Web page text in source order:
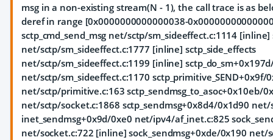
msg in a non-existing stream(N - 1), the call trace is as
deref in range [0x0000000000000038-
sctp_cmd_send_msg net/sctp/sm_sideeffect.c:1114
net/sctp/sm_sideeffect.c:1777 [inline] sctp_side_effects
net/sctp/sm_sideeffect.c:1199 [inline]
net/sctp/sm_sideeffect.c:1170 sctp_primitive_SEND+0x9f/
net/sctp/primitive.c:163 sctp_sendmsg_to_asoc+0x10eb/
net/sctp/socket.c:1868 sctp_sendmsg+0x8d4/0x1d90
inet_sendmsg+0x9d/0xe0 net/ipv4/af_inet.c:825
net/socket.c:722 [inline] sock_sendmsg+0xde/0x190 net/